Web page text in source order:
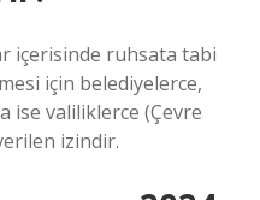
içerisinde ruhsata tabi
için belediyelerce,
ise valiliklerce (Çevre
izindir.